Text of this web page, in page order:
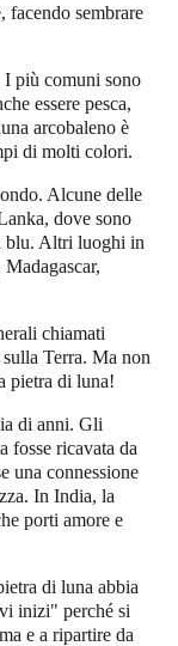
facendo sembrare
I più comuni sono
essere pesca,
arcobaleno è
di molti colori.
Alcune delle
dove sono
blu. Altri luoghi in
chiamati
Terra. Ma non
pietra di luna!
di anni. Gli
fosse ricavata da
una connessione
In India, la
porti amore e
di luna abbia
inizi" perché si
e a ripartire da